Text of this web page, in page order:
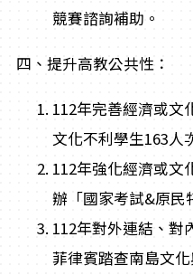
競賽諮詢補助。
四、提升高教公共性：
112年完善經濟或文
文化不利學生163人
112年強化經濟或文
辦「國家考試&原民
112年對外連結、對
菲律賓踏查南島文